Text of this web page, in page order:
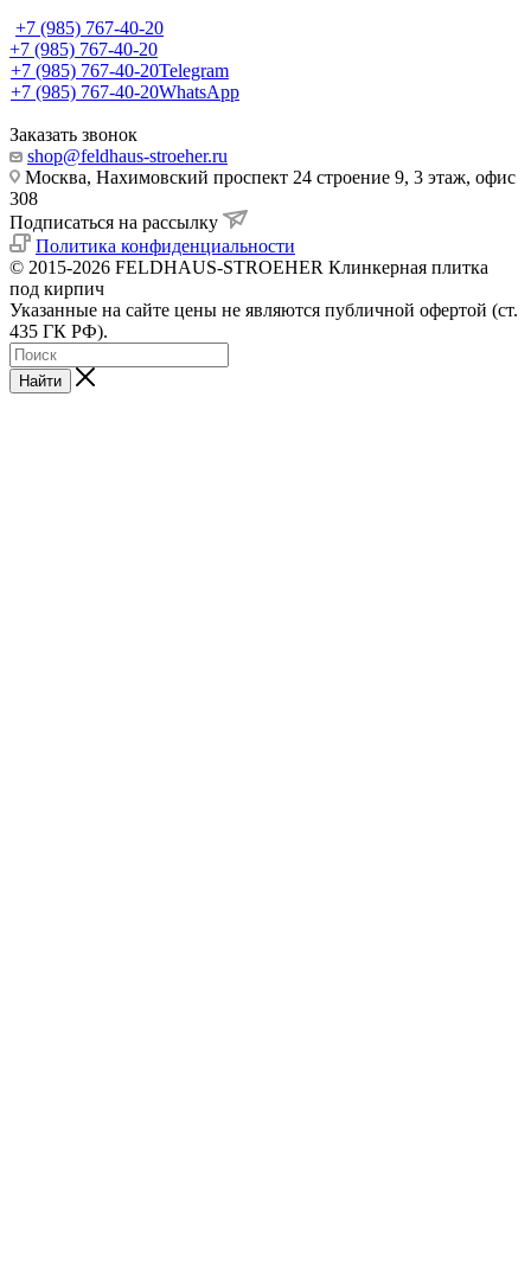
+7 (985) 767-40-20
+7 (985) 767-40-20
+7 (985) 767-40-20Telegram
+7 (985) 767-40-20WhatsApp
Заказать звонок
shop@feldhaus-stroeher.ru
Москва, Нахимовский проспект 24 строение 9, 3 этаж, офис
308
Подписаться на рассылку
Политика конфиденциальности
© 2015-2026 FELDHAUS-STROEHER Клинкерная плитка
под кирпич
Указанные на сайте цены не являются публичной офертой (ст.
435 ГК РФ).
Найти